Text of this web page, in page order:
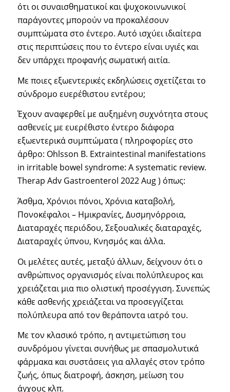
ότι οι συναισθηματικοί και ψυχοκοινωνικοί
παράγοντες μπορούν να προκαλέσουν
συμπτώματα στο έντερο. Αυτό ισχύει ιδιαίτερα
στις περιπτώσεις που το έντερο είναι υγιές και
δεν υπάρχει προφανής σωματική αιτία.
Με ποιες εξωεντερικές εκδηλώσεις σχετίζεται το
σύνδρομο ευερέθιστου εντέρου;
Έχουν αναφερθεί με αυξημένη συχνότητα στους
ασθενείς με ευερέθιστο έντερο διάφορα
εξωεντερικά συμπτώματα ( πληροφορίες στο
άρθρο: Ohlsson B. Extraintestinal manifestations
in irritable bowel syndrome: A systematic review.
Therap Adv Gastroenterol 2022 Aug ) όπως:
Άσθμα, Χρόνιοι πόνοι, Χρόνια καταβολή,
Πονοκέφαλοι – Ημικρανίες, Δυσμηνόρροια,
Διαταραχές περιόδου, Σεξουαλικές διαταραχές,
Διαταραχές ύπνου, Κνησμός και άλλα.
Οι μελέτες αυτές, μεταξύ άλλων, δείχνουν ότι ο
ανθρώπινος οργανισμός είναι πολύπλευρος και
χρειάζεται μια πιο ολιστική προσέγγιση. Συνεπώς
κάθε ασθενής χρειάζεται να προσεγγίζεται
πολύπλευρα από τον θεράποντα ιατρό του.
Με τον κλασικό τρόπο, η αντιμετώπιση του
συνδρόμου γίνεται συνήθως με σπασμολυτικά
φάρμακα και συστάσεις για αλλαγές στον τρόπο
ζωής, όπως διατροφή, άσκηση, μείωση του
άγχους κλπ.